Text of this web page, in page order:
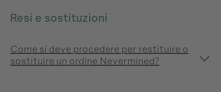
Resi e sostituzioni
Come si deve procedere per restituire o
sostituire un ordine Nevermined?